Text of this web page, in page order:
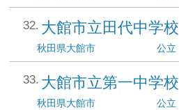
大館市立田代中学校
秋田県大館市 公立
大館市立第一中学校
秋田県大館市 公立